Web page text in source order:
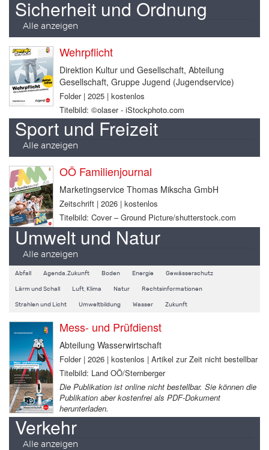
Sicherheit und Ordnung
Alle anzeigen
Wehrpflicht
Direktion Kultur und Gesellschaft, Abteilung
Gesellschaft, Gruppe Jugend (Jugendservice)
Folder | 2025 | kostenlos
Titelbild: ©olaser - iStockphoto.com
Sport und Freizeit
Alle anzeigen
OÖ Familienjournal
Marketingservice Thomas Mikscha GmbH
Zeitschrift | 2026 | kostenlos
Titelbild: Cover – Ground Picture/shutterstock.com
Umwelt und Natur
Alle anzeigen
Abfall Agenda.Zukunft Boden Energie Gewässerschutz
Lärm und Schall Luft, Klima Natur Rechtsinformationen
Strahlen und Licht Umweltbildung Wasser Zukunft
Mess- und Prüfdienst
Abteilung Wasserwirtschaft
Folder | 2026 | kostenlos | Artikel zur Zeit nicht bestellbar
Titelbild: Land OÖ/Sternberger
Die Publikation ist online nicht bestellbar. Sie können die
Publikation aber kostenfrei als PDF-Dokument
herunterladen.
Verkehr
Alle anzeigen